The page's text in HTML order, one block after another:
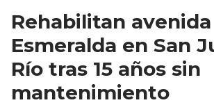
Rehabilitan avenida
Esmeralda en San
Río tras 15 años sin
mantenimiento